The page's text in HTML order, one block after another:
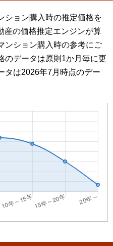
ション購入時の推定価格を
産の価格推定エンジンが算
ンション購入時の参考にご
のデータは原則1か月毎に更
タは2026年7月時点のデー